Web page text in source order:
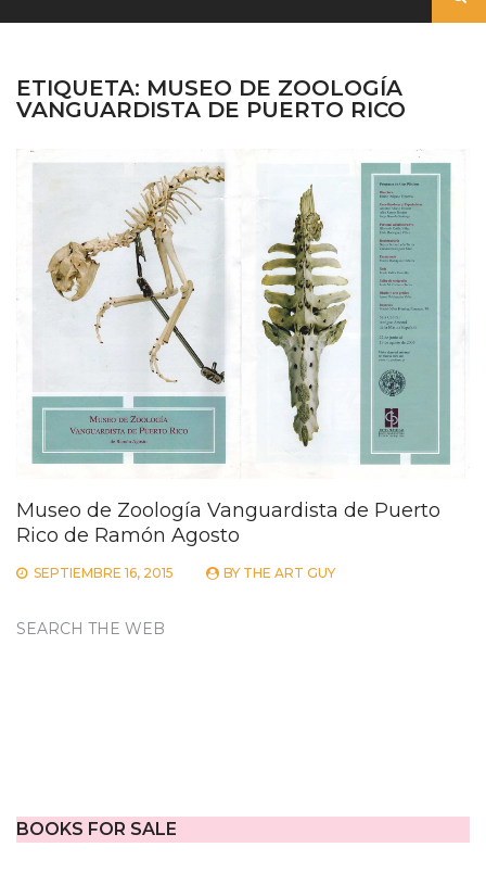
ETIQUETA: MUSEO DE ZOOLOGÍA
VANGUARDISTA DE PUERTO RICO
Museo de Zoología Vanguardista de Puerto
Rico de Ramón Agosto
SEPTIEMBRE 16, 2015 BY THE ART GUY
SEARCH THE WEB
BOOKS FOR SALE